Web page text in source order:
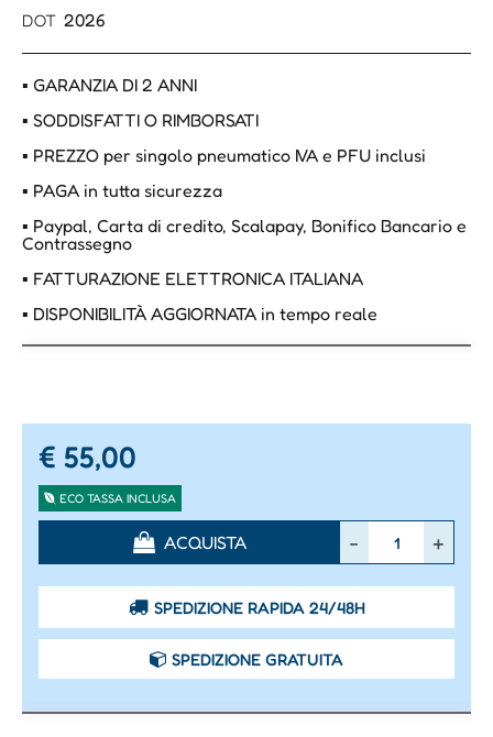
DOT 2026
▪ GARANZIA DI 2 ANNI
▪ SODDISFATTI O RIMBORSATI
▪ PREZZO per singolo pneumatico IVA e PFU inclusi
▪ PAGA in tutta sicurezza
▪ Paypal, Carta di credito, Scalapay, Bonifico Bancario e
Contrassegno
▪ FATTURAZIONE ELETTRONICA ITALIANA
▪ DISPONIBILITÀ AGGIORNATA in tempo reale
€ 55,00
ECO TASSA INCLUSA
ACQUISTA
SPEDIZIONE RAPIDA 24/48H
SPEDIZIONE GRATUITA